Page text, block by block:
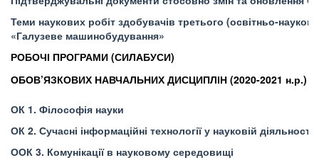
Теми наукових робіт здобувачів третього (освітньо-
«Галузеве машинобудування»
РОБОЧІ ПРОГРАМИ (СИЛАБУСИ)
ОБОВ’ЯЗКОВИХ НАВЧАЛЬНИХ ДИСЦИПЛІН (2020-2021 н.р.)
ОК 1. Філософія науки
ОК 2. Сучасні інформаційні технології у науковій діяльності
ООК 3. Комунікації в науковому середовищі